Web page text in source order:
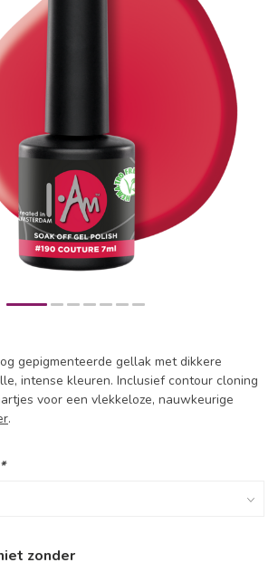
gepigmenteerde gellak met dikkere
intense kleuren. Inclusief contour cloning
voor een vlekkeloze, nauwkeurige
.
*
zonder